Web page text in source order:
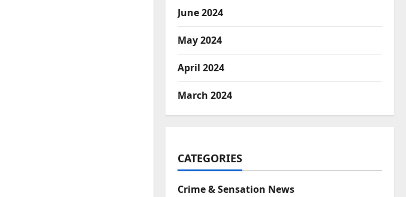
June 2024
May 2024
April 2024
March 2024
CATEGORIES
Crime & Sensation News